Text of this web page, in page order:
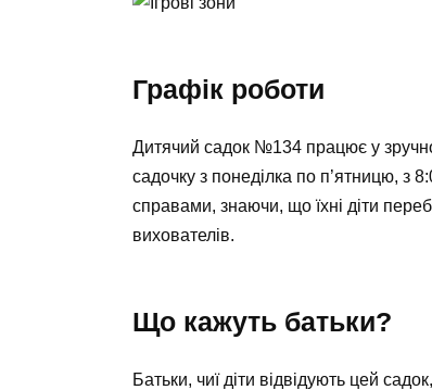
Графік роботи
Дитячий садок №134 працює у
садочку з понеділка по п’ятницю, з
справами, знаючи, що їхні діти
вихователів.
Що кажуть батьки?
Батьки, чиї діти відвідують цей